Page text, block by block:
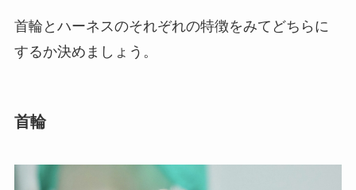
首輪とハーネスのそれぞれの特徴をみてどちらに
するか決めましょう。
首輪